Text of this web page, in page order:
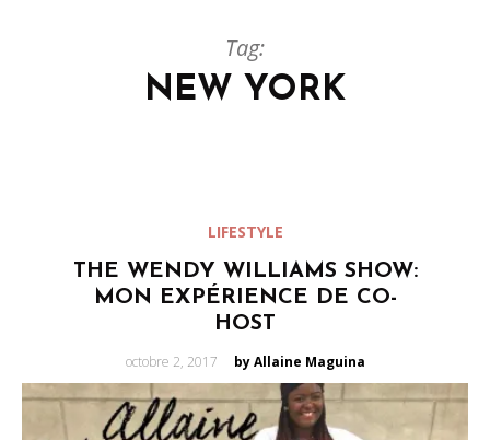
Tag:
NEW YORK
LIFESTYLE
THE WENDY WILLIAMS SHOW:
MON EXPÉRIENCE DE CO-
HOST
Posted
octobre 2, 2017 by Allaine Maguina